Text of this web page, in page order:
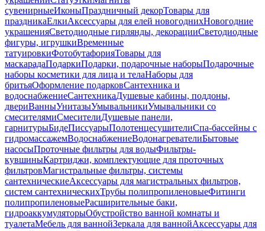
сувенирныеИконыПраздничный декорТовары для
праздникаЕлкиАксессуары для елей новогоднихНовогодние
украшенияСветодиодные гирлянды, декорацииСветодиодные
фигуры, игрушкиВременные
татуировкиФотобутафорияТовары для
маскарадаПодаркиПодарки, подарочные наборыПодарочные
наборы косметики для лица и телаНаборы для
бритьяОформление подарковСантехника и
водоснабжениеСантехникаДушевые кабины, поддоны,
двериВанныУнитазыУмывальникиУмывальники со
смесителямиСмесителиДушевые панели,
гарнитурыБидеПиссуарыПолотенцесушителиСпа-бассейны с
гидромассажемВодоснабжениеВодонагревателиБытовые
насосыПроточные фильтры для водыФильтры-
кувшиныКартриджи, комплектующие для проточных
фильтровМагистральные фильтры, системы
сантехническиеАксессуары для магистральных фильтров,
систем сантехническихТрубы полипропиленовыеФитинги
полипропиленовыеРасширительные баки,
гидроаккумуляторыОбустройство ванной комнаты и
туалетаМебель для ваннойЗеркала для ваннойАксессуары для